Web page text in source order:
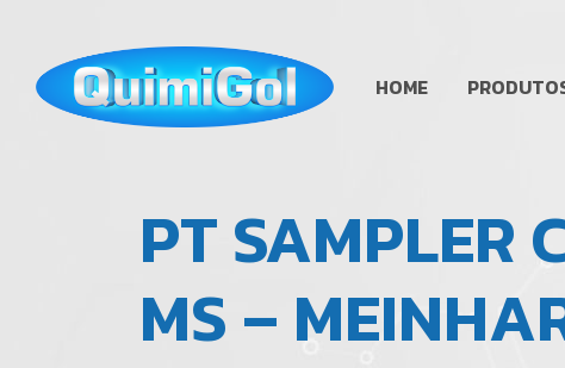
HOME
PT SAMPLER
MS –